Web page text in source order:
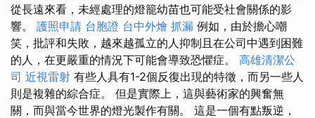
從長遠來看，未經處理的燈籠幼苗也可能受社會關係的影
響。 護照申請 台胞證 台中外燴 抓漏 例如，由於擔心嘲
笑，批評和失敗，越來越孤立的人抑制且在公司中遇到困難
的人，在更嚴重的情況下可能會導致恐懼症。 高雄清潔公
司 近視雷射 有些人具有1-2個反復出現的特徵，而另一些人
則是複雜的綜合症。 但是實際上，這與藝術家的興奮無
關，而與當今世界的燈光製作有關。 這是一個有點叛逆，